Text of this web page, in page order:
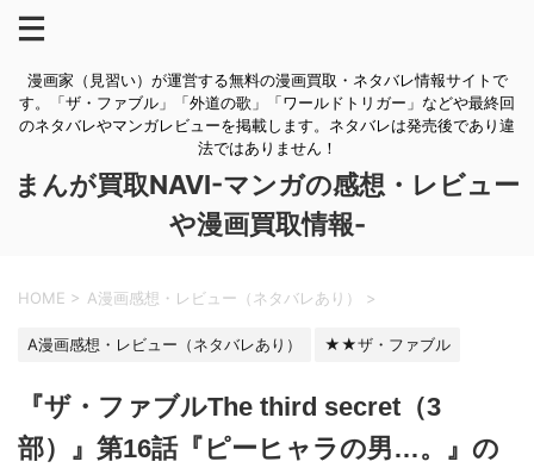
漫画家（見習い）が運営する無料の漫画買取・ネタバレ情報サイトで
す。「ザ・ファブル」「外道の歌」「ワールドトリガー」などや最終回
のネタバレやマンガレビューを掲載します。ネタバレは発売後であり違
法ではありません！
まんが買取NAVI-マンガの感想・レビュー
や漫画買取情報-
HOME > A漫画感想・レビュー（ネタバレあり） >
A漫画感想・レビュー（ネタバレあり） ★★ザ・ファブル
『ザ・ファブルThe third secret（3
部）』第16話『ピーヒャラの男…。』の